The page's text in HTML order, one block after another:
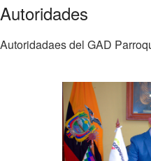
Autoridades
Autoridadaes del GAD